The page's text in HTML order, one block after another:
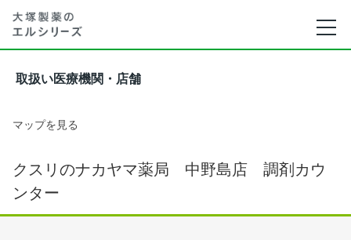
取扱い医療機関・店舗
マップを見る
クスリのナカヤマ薬局 中野島店 調剤カウ
ンター